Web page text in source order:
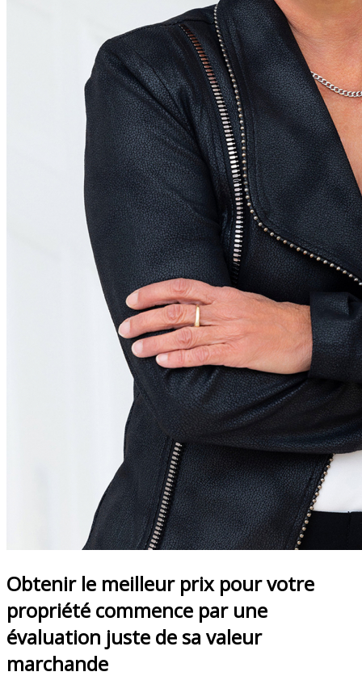
Obtenir le meilleur prix pour votre
propriété commence par une
évaluation juste de sa valeur
marchande